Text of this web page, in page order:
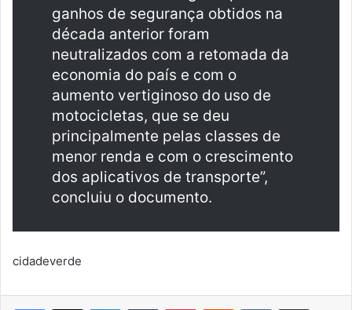
ganhos de segurança obtidos na
década anterior foram
neutralizados com a retomada da
economia do país e com o
aumento vertiginoso do uso de
motocicletas, que se deu
principalmente pelas classes de
menor renda e com o crescimento
dos aplicativos de transporte”,
concluiu o documento.
cidadeverde